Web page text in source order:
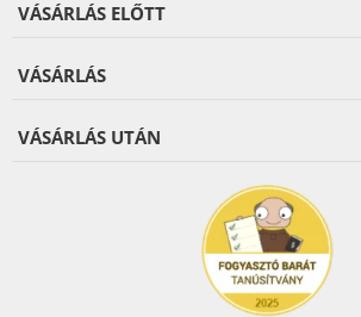
VÁSÁRLÁS ELŐTT
VÁSÁRLÁS
VÁSÁRLÁS UTÁN